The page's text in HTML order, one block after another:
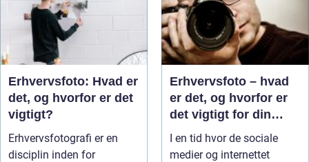
Erhvervsfoto: Hvad er
det, og hvorfor er det
vigtigt?
Erhvervsfotografi er en
disciplin inden for
Erhvervsfoto – hvad
er det, og hvorfor er
det vigtigt for din
virksomhed?
I en tid hvor de sociale
medier og internettet